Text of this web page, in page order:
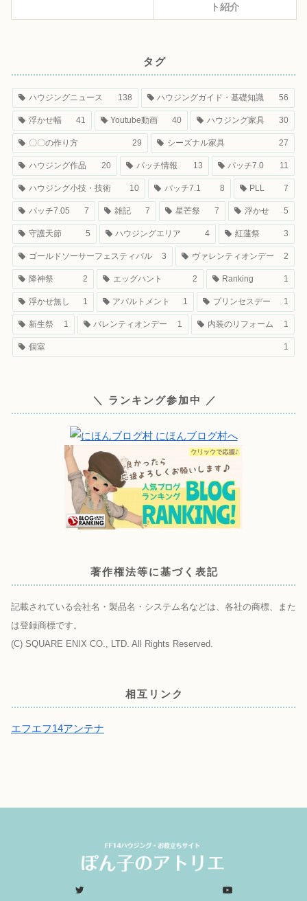
ト紹介
タグ
ハウジングニュース 138 ハウジングガイド・基礎知識 56
浮かせ幅 41 Youtube動画 40 ハウジング家具 30
〇〇の作り方 29 シーズナル家具 27
ハウジング作品 20 パッチ情報 13 パッチ7.0 11
ハウジング小技・技術 10 パッチ7.1 8 PLL 7
パッチ7.05 7 雑記 7 星芒祭 7 浮かせ 5
守護天節 5 ハウジングエリア 4 紅蓮祭 3
ゴールドソーサーフェスティバル 3 ヴァレンティオンデー 2
降神祭 2 エッグハント 2 Ranking 1
浮かせ無し 1 アパルトメント 1 プリンセスデー 1
新生祭 1 バレンティオンデー 1 内装のリフォーム 1
個室 1
＼ ランキング参加中 ／
著作権法等に基づく表記
記載されている会社名・製品名・システム名などは、各社の商標、また
は登録商標です。
(C) SQUARE ENIX CO., LTD. All Rights Reserved.
相互リンク
エフエフ14アンテナ